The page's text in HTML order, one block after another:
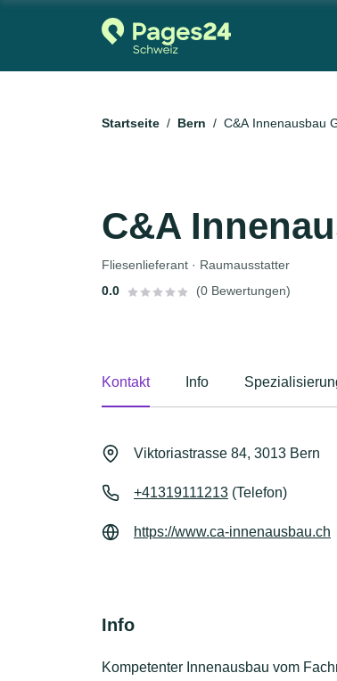
Startseite Bern C&A Innenausbau
C&A
Fliesenlieferant · Raumausstatter
0.0
(0 Bewertungen)
Kontakt Info
Viktoriastrasse 84, 3013 Bern
+41319111213 (Telefon)
https://www.ca-innenausbau.ch
Info
Kompetenter Innenausbau vom